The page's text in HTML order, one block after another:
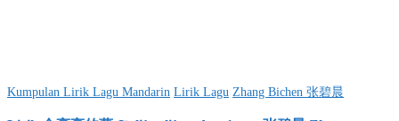
Posted
Kumpulan Lirik Lagu Mandarin Lirik Lagu Zhang Bichen 张碧晨